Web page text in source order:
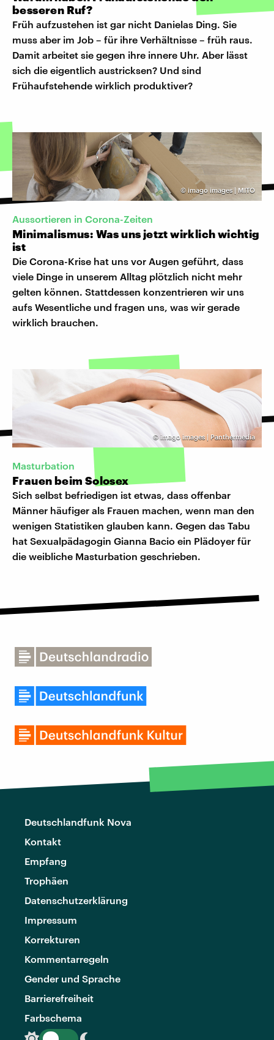
besseren Ruf?
Früh aufzustehen ist gar nicht Danielas Ding. Sie
muss aber im Job – für ihre Verhältnisse – früh raus.
Damit arbeitet sie gegen ihre innere Uhr. Aber lässt
sich die eigentlich austricksen? Und sind
Frühaufstehende wirklich produktiver?
© imago images | MITO
Aussortieren in Corona-Zeiten
Minimalismus: Was uns jetzt wirklich wichtig
ist
Die Corona-Krise hat uns vor Augen geführt, dass
viele Dinge in unserem Alltag plötzlich nicht mehr
gelten können. Stattdessen konzentrieren wir uns
aufs Wesentliche und fragen uns, was wir gerade
wirklich brauchen.
© imago images | Panthermedia
Masturbation
Frauen beim Solosex
Sich selbst befriedigen ist etwas, dass offenbar
Männer häufiger als Frauen machen, wenn man den
wenigen Statistiken glauben kann. Gegen das Tabu
hat Sexualpädagogin Gianna Bacio ein Plädoyer für
die weibliche Masturbation geschrieben.
Deutschlandfunk Nova
Kontakt
Empfang
Trophäen
Datenschutzerklärung
Impressum
Korrekturen
Kommentarregeln
Gender und Sprache
Barrierefreiheit
Farbschema